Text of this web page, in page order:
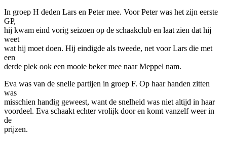
In groep H deden Lars en Peter mee. Voor Peter was het zijn eerste
GP,
hij kwam eind vorig seizoen op de schaakclub en laat zien dat hij
weet
wat hij moet doen. Hij eindigde als tweede, net voor Lars die met
een
derde plek ook een mooie beker mee naar Meppel nam.
Eva was van de snelle partijen in groep F. Op haar handen zitten
was
misschien handig geweest, want de snelheid was niet altijd in haar
voordeel. Eva schaakt echter vrolijk door en komt vanzelf weer in
de
prijzen.